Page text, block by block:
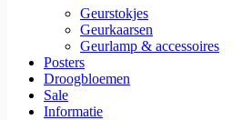
Geurstokjes
Geurkaarsen
Geurlamp & accessoires
Posters
Droogbloemen
Sale
Informatie